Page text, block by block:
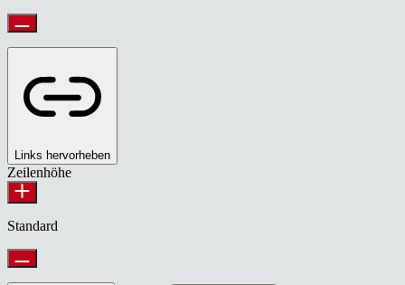
Links hervorheben
Zeilenhöhe
Standard